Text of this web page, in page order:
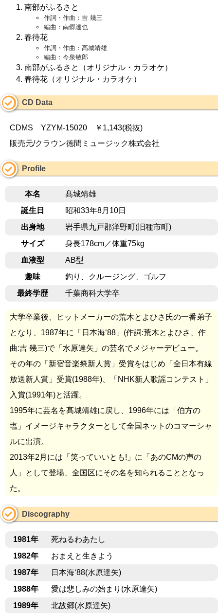
南部がふるさと
作詞・作曲：吉 幾三
編曲：南郷達也
春待花
作詞・作曲：高城靖雄
編曲：今泉敏郎
南部がふるさと（オリジナル・カラオケ）
春待花（オリジナル・カラオケ）
CD Data
CDMS YZYM-15020 ￥1,143(税抜)
販売元/クラウン徳間ミュージック株式会社
Profile
本名
髙城靖雄
誕生日
昭和33年8月10日
出身地
岩手県九戸郡洋野町(旧種市町)
サイズ
身長178cm／体重75kg
血液型
AB型
趣味
釣り、クルージング、ゴルフ
最終学歴
千葉商科大学卒
大学卒業後、ヒットメーカーの荒木とよひさ氏の一番弟子
となり、1987年に「日本海‘88」(作詞:荒木とよひさ、作
曲:吉 幾三)で「水原達矢」の芸名でメジャーデビュー。
その年の「新宿音楽祭新人賞」受賞をはじめ「全日本有線
放送新人賞」受賞(1988年)、「NHK新人歌謡コンテスト」
入賞(1991年)と活躍。
1995年に芸名を髙城靖雄に戻し、1996年には「伯方の
塩」イメージキャラクターとして全国ネットのコマーシャ
ルに出演。
2013年2月には「笑っていいとも!」に「あのCMの声の
人」として登場、全国区にその名を知られることとなっ
た。
Discography
1981年
死ねるわあたし
1982年
おまえと生きよう
1987年
日本海‘88(水原達矢)
1988年
愛は悲しみの始まり(水原達矢)
1989年
北故郷(水原達矢)